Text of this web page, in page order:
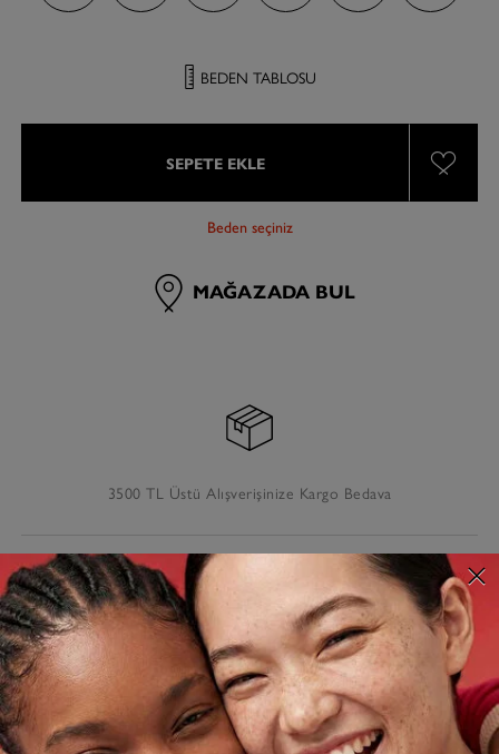
BEDEN TABLOSU
SEPETE EKLE
Beden seçiniz
MAĞAZADA BUL
3500 TL Üstü Alışverişinize Kargo Bedava
AÇIKLAMA
TESLIMAT VE İADE
MÜŞTERI HIZMETLERI